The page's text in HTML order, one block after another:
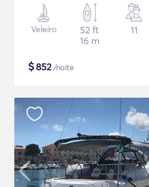
Veleiro
52 ft
16 m
11
$852/noite